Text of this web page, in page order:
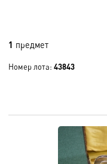
1 предмет
Номер лота: 43843